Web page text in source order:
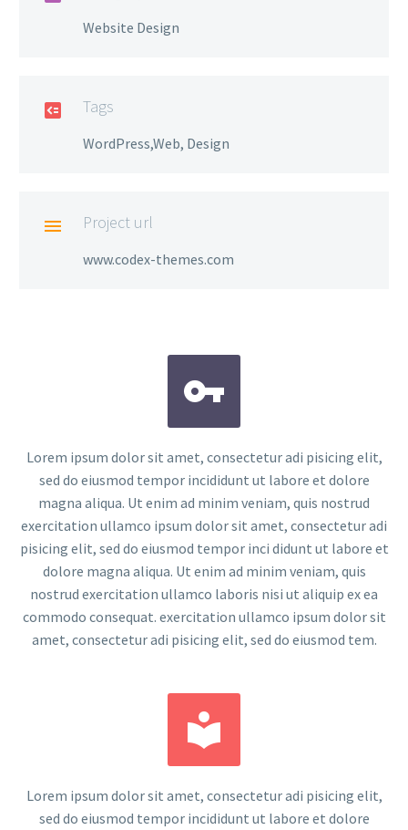
Website Design
 Tags
WordPress,Web, Design
 Project url
www.codex-themes.com


Lorem ipsum dolor sit amet, consectetur adi pisicing elit,
sed do eiusmod tempor incididunt ut labore et dolore
magna aliqua. Ut enim ad minim veniam, quis nostrud
exercitation ullamco ipsum dolor sit amet, consectetur adi
pisicing elit, sed do eiusmod tempor inci didunt ut labore et
dolore magna aliqua. Ut enim ad minim veniam, quis
nostrud exercitation ullamco laboris nisi ut aliquip ex ea
commodo consequat. exercitation ullamco ipsum dolor sit
amet, consectetur adi pisicing elit, sed do eiusmod tem.


Lorem ipsum dolor sit amet, consectetur adi pisicing elit,
sed do eiusmod tempor incididunt ut labore et dolore